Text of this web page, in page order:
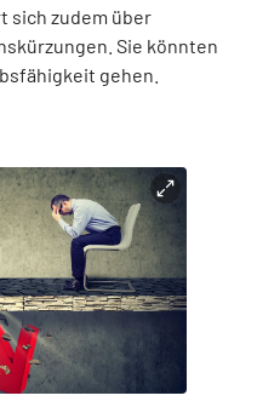
sich zudem über
Sie könnten
gehen.